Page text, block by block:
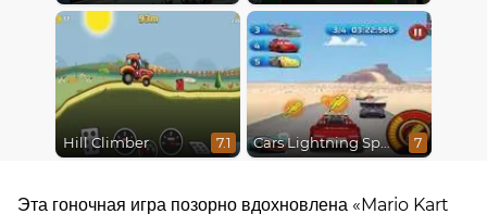
Hill Climber 7.1 Cars Lightning Speed 7
Эта гоночная игра позорно вдохновлена ​​«Mario Kart